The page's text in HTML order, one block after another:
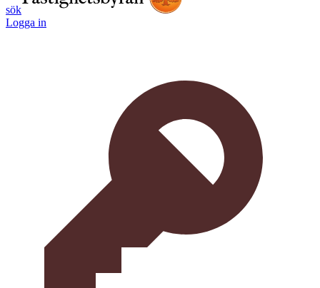
sök
Logga in